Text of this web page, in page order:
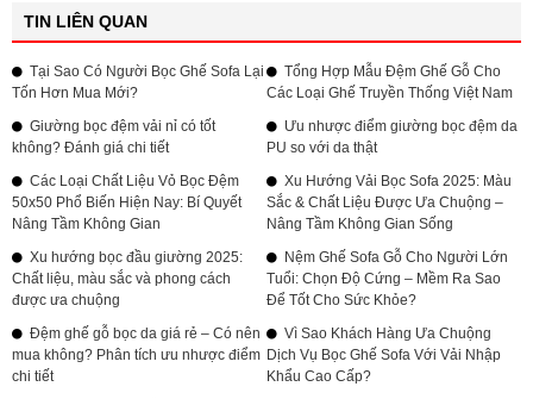
TIN LIÊN QUAN
Tại Sao Có Người Bọc Ghế Sofa Lại
Tốn Hơn Mua Mới?
Tổng Hợp Mẫu Đệm Ghế Gỗ Cho
Các Loại Ghế Truyền Thống Việt Nam
Giường bọc đệm vải nỉ có tốt
không? Đánh giá chi tiết
Ưu nhược điểm giường bọc đệm da
PU so với da thật
Các Loại Chất Liệu Vỏ Bọc Đệm
50x50 Phổ Biến Hiện Nay: Bí Quyết
Nâng Tầm Không Gian
Xu Hướng Vải Bọc Sofa 2025: Màu
Sắc & Chất Liệu Được Ưa Chuộng –
Nâng Tầm Không Gian Sống
Xu hướng bọc đầu giường 2025:
Chất liệu, màu sắc và phong cách
được ưa chuộng
Nệm Ghế Sofa Gỗ Cho Người Lớn
Tuổi: Chọn Độ Cứng – Mềm Ra Sao
Để Tốt Cho Sức Khỏe?
Đệm ghế gỗ bọc da giá rẻ – Có nên
mua không? Phân tích ưu nhược điểm
chi tiết
Vì Sao Khách Hàng Ưa Chuộng
Dịch Vụ Bọc Ghế Sofa Với Vải Nhập
Khẩu Cao Cấp?